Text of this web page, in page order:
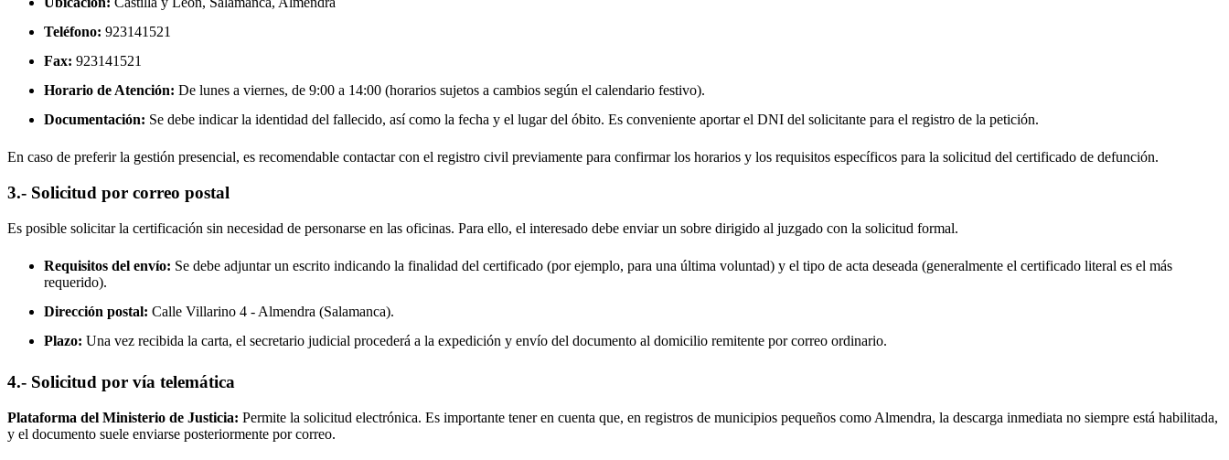
Teléfono: 923141521
Fax: 923141521
Horario de Atención: De lunes a viernes, de 9:00 a 14:00 (horarios sujetos a cambios según el calendario festivo).
Documentación: Se debe indicar la identidad del fallecido, así como la fecha y el lugar del óbito. Es conveniente aportar el DNI del solicitante para el registro de la petición.
En caso de preferir la gestión presencial, es recomendable contactar con el registro civil previamente para confirmar los horarios y los requisitos específicos para la solicitud del certificado de defunción.
3.- Solicitud por correo postal
Es posible solicitar la certificación sin necesidad de personarse en las oficinas. Para ello, el interesado debe enviar un sobre dirigido al juzgado con la solicitud formal.
Requisitos del envío: Se debe adjuntar un escrito indicando la finalidad del certificado (por ejemplo, para una última voluntad) y el tipo de acta deseada (generalmente el certificado literal es el más
requerido).
Dirección postal: Calle Villarino 4 - Almendra (Salamanca).
Plazo: Una vez recibida la carta, el secretario judicial procederá a la expedición y envío del documento al domicilio remitente por correo ordinario.
4.- Solicitud por vía telemática
Plataforma del Ministerio de Justicia: Permite la solicitud electrónica. Es importante tener en cuenta que, en registros de municipios pequeños como Almendra, la descarga inmediata no siempre está habilitada,
y el documento suele enviarse posteriormente por correo.